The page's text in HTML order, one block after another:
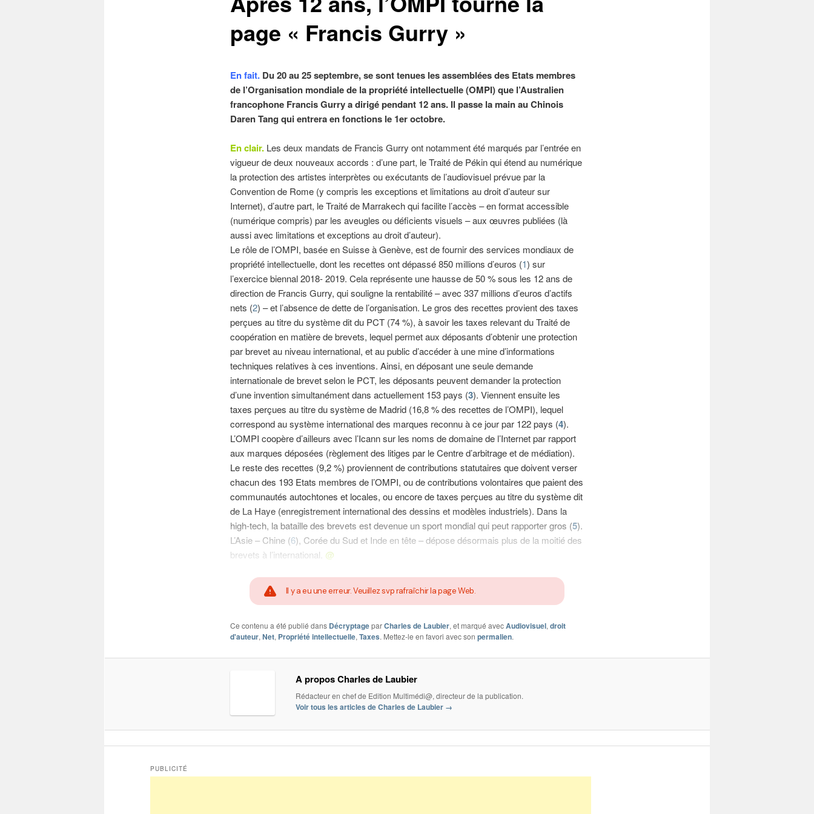
page « Francis Gurry »
En fait.Du 20 au 25 septembre, se sont tenues les assemblées des Etats membres
de l’Organisation mondiale de la propriété intellectuelle (OMPI) que l’Australien
francophone Francis Gurry a dirigé pendant 12 ans. Il passe la main au Chinois
Daren Tang qui entrera en fonctions le 1er octobre.
En clair.Les deux mandats de Francis Gurry ont notamment été marqués par l’entrée en
vigueur de deux nouveaux accords : d’une part, le Traité de Pékin qui étend au numérique
la protection des artistes interprètes ou exécutants de l’audiovisuel prévue par la
Convention de Rome (y compris les exceptions et limitations au droit d’auteur sur
Internet), d’autre part, le Traité de Marrakech qui facilite l’accès – en format accessible
(numérique compris) par les aveugles ou déficients visuels – aux œuvres publiées (là
aussi avec limitations et exceptions au droit d’auteur).
Le rôle de l’OMPI, basée en Suisse à Genève, est de fournir des services mondiaux de
propriété intellectuelle, dont les recettes ont dépassé 850 millions d’euros (1) sur
l’exercice biennal 2018- 2019. Cela représente une hausse de 50 % sous les 12 ans de
direction de Francis Gurry, qui souligne la rentabilité – avec 337 millions d’euros d’actifs
nets (2) – et l’absence de dette de l’organisation. Le gros des recettes provient des taxes
perçues au titre du système dit du PCT (74 %), à savoir les taxes relevant du Traité de
coopération en matière de brevets, lequel permet aux déposants d’obtenir une protection
par brevet au niveau international, et au public d’accéder à une mine d’informations
techniques relatives à ces inventions. Ainsi, en déposant une seule demande
internationale de brevet selon le PCT, les déposants peuvent demander la protection
d’une invention simultanément dans actuellement 153 pays (3). Viennent ensuite les
taxes perçues au titre du système de Madrid (16,8 % des recettes de l’OMPI), lequel
correspond au système international des marques reconnu à ce jour par 122 pays (4).
L’OMPI coopère d’ailleurs avec l’Icann sur les noms de domaine de l’Internet par rapport
aux marques déposées (règlement des litiges par le Centre d’arbitrage et de médiation).
Le reste des recettes (9,2 %) proviennent de contributions statutaires que doivent verser
chacun des 193 Etats membres de l’OMPI, ou de contributions volontaires que paient des
communautés autochtones et locales, ou encore de taxes perçues au titre du système dit
de La Haye (enregistrement international des dessins et modèles industriels). Dans la
high-tech, la bataille des brevets est devenue un sport mondial qui peut rapporter gros (5).
L’Asie – Chine (6), Corée du Sud et Inde en tête – dépose désormais plus de la moitié des
brevets à l’international. @
Il y a eu une erreur. Veuillez svp rafraîchir la page Web.
Ce contenu a été publié dans DécryptageparCharles de Laubier, et marqué avecAudiovisuel, droit
d'auteur, Net, Propriété intellectuelle, Taxes. Mettez-le en favori avec son permalien.
A propos Charles de Laubier
Rédacteur en chef de Edition Multimédi@, directeur de la publication.
Voir tous les articles de Charles de Laubier →
PUBLICITÉ